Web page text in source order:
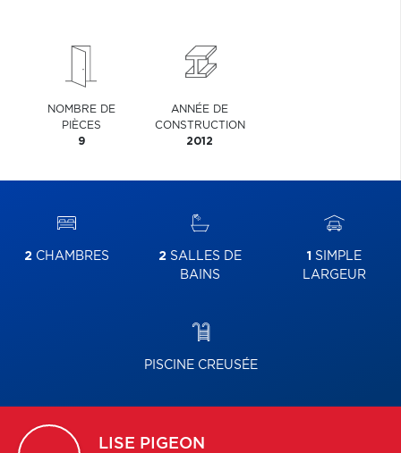
NOMBRE DE
PIÈCES
9
ANNÉE DE
CONSTRUCTION
2012
2 CHAMBRES 2 SALLES DE
BAINS
1 SIMPLE
LARGEUR
PISCINE CREUSÉE
LISE PIGEON